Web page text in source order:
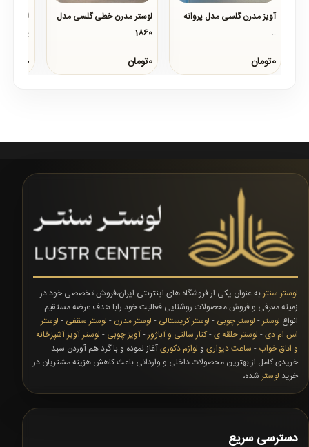
آویز مدرن گلسی مدل پروانه
..
0تومان
لوستر مدرن خطی گلسی مدل
1860
..
0تومان
لوستر
پاشا..
0تومان
لوستر سنتر به عنوان یکی ار فروشگاه های اینترنتی ایران،فروش تخصصی خود در
زمینه معرفی و فروش محصولات روشنایی فعالیت خود رابا هدف عرضه مستقیم
انواع لوستر - لوستر چوبی - لوستر کریستالی - لوستر مدرن - لوستر سقفی - لوستر
اس ام دی- لوستر حلقه ی-کنار سالنی و آباژور-آویز چوبی - لوستر آویز آشپزخانه
و اتاق خواب - ساعت دیواری و لوازم دکوریآغاز نموده و با گرد هم آوردن سبد
خریدی کامل از بهترین محصولات داخلی و وارداتی باعث کاهش هزینه مشتریان در
خرید لوستر شده،
دسترسی سریع